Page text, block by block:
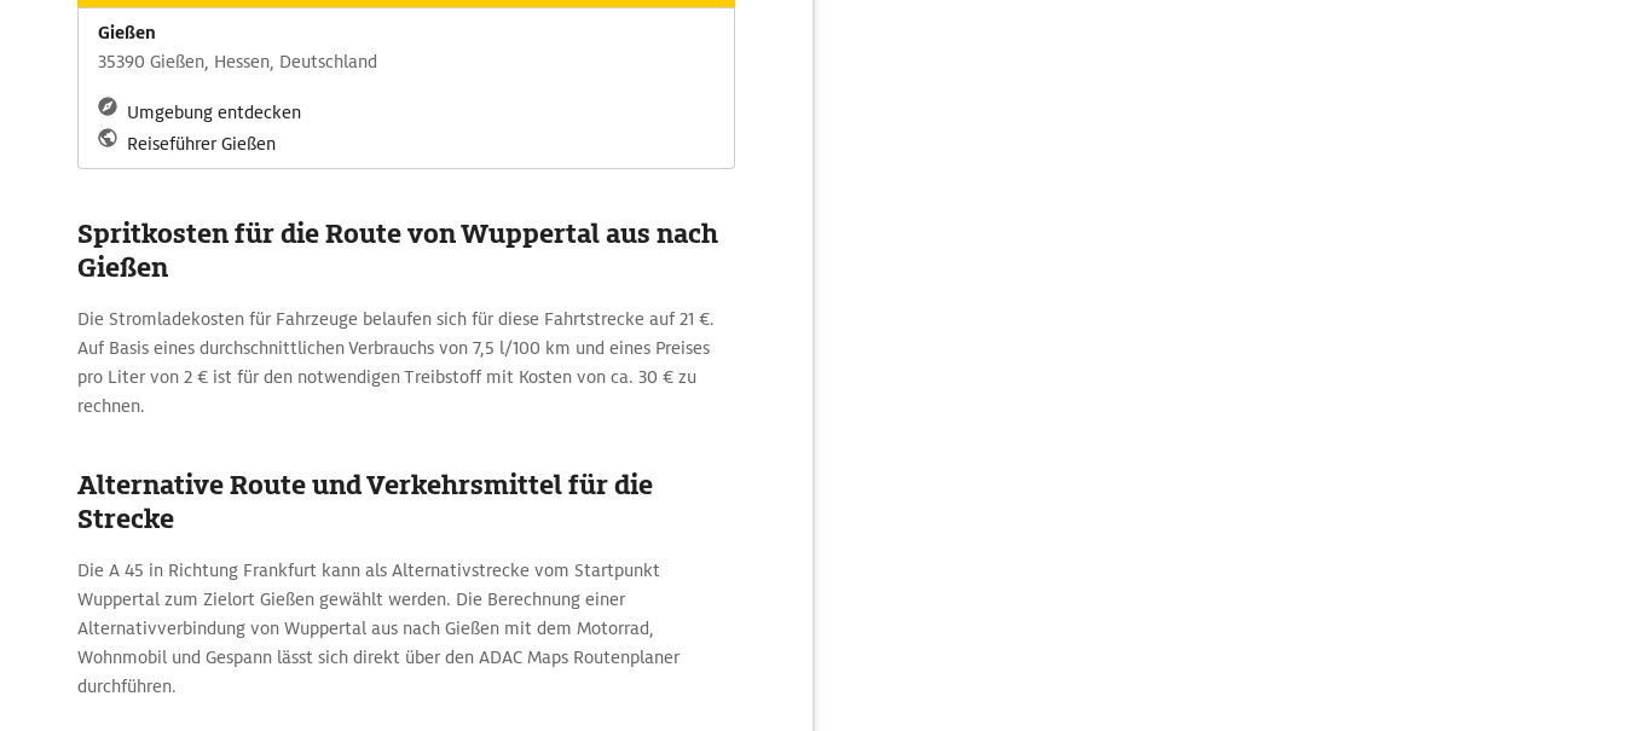
Gießen
35390 Gießen, Hessen, Deutschland
Umgebung entdecken
Reiseführer Gießen
Spritkosten für die Route von Wuppertal aus nach
Gießen
Die Stromladekosten für Fahrzeuge belaufen sich für diese Fahrtstrecke auf 21 €.
Auf Basis eines durchschnittlichen Verbrauchs von 7,5 l/100 km und eines Preises
pro Liter von 2 € ist für den notwendigen Treibstoff mit Kosten von ca. 30 € zu
rechnen.
Alternative Route und Verkehrsmittel für die
Strecke
Die A 45 in Richtung Frankfurt kann als Alternativstrecke vom Startpunkt
Wuppertal zum Zielort Gießen gewählt werden. Die Berechnung einer
Alternativverbindung von Wuppertal aus nach Gießen mit dem Motorrad,
Wohnmobil und Gespann lässt sich direkt über den ADAC Maps Routenplaner
durchführen.